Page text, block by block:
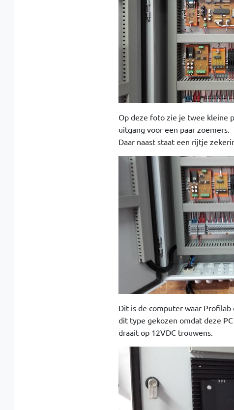
Op deze foto zie je twee kleine
uitgang voor een paar zoemers.
Daar naast staat een rijtje
Dit is de computer waar
dit type gekozen omdat deze
draait op 12VDC trouwens.